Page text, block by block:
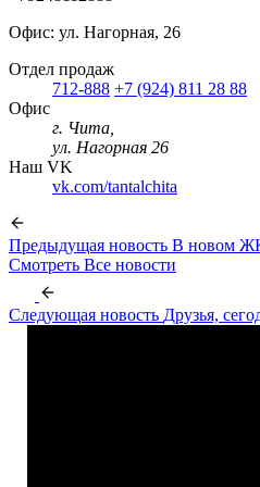
Офис: ул. Нагорная, 26
Отдел продаж
712-888 +7 (924) 811 28 88
Офис
г. Чита,
ул. Нагорная 26
Наш VK
vk.com/tantalchita
Предыдущая новость В новом ЖК
Смотреть Все новости
Следующая новость Друзья,